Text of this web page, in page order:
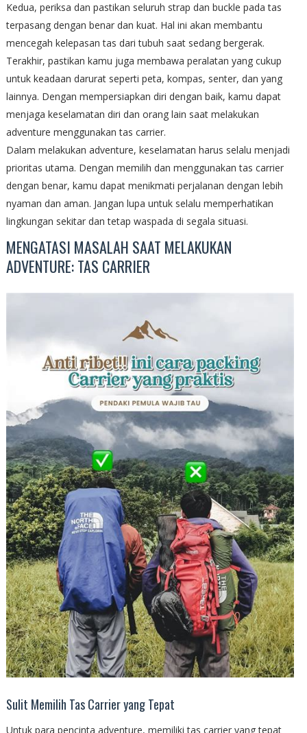
Kedua, periksa dan pastikan seluruh strap dan buckle pada tas
terpasang dengan benar dan kuat. Hal ini akan membantu
mencegah kelepasan tas dari tubuh saat sedang bergerak.
Terakhir, pastikan kamu juga membawa peralatan yang cukup
untuk keadaan darurat seperti peta, kompas, senter, dan yang
lainnya. Dengan mempersiapkan diri dengan baik, kamu dapat
menjaga keselamatan diri dan orang lain saat melakukan
adventure menggunakan tas carrier.
Dalam melakukan adventure, keselamatan harus selalu menjadi
prioritas utama. Dengan memilih dan menggunakan tas carrier
dengan benar, kamu dapat menikmati perjalanan dengan lebih
nyaman dan aman. Jangan lupa untuk selalu memperhatikan
lingkungan sekitar dan tetap waspada di segala situasi.
MENGATASI MASALAH SAAT MELAKUKAN
ADVENTURE: TAS CARRIER
Sulit Memilih Tas Carrier yang Tepat
Untuk para pencinta adventure, memiliki tas carrier yang tepat